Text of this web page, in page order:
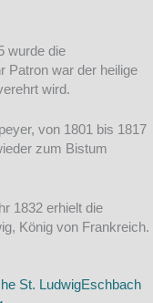
wurde die
Patron war der heilige
wird.
von 1801 bis 1817
zum Bistum
1832 erhielt die
König von Frankreich.